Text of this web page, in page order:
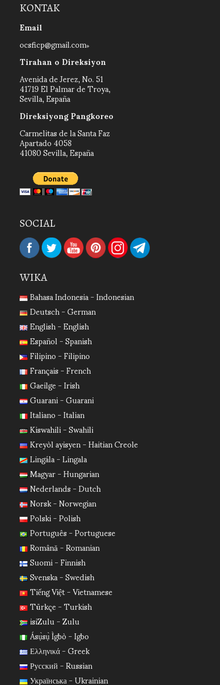
KONTAK
Email
ocsficp@gmail.com
Tirahan o Direksiyon
Avenida de Jerez, No. 51
41719 El Palmar de Troya,
Sevilla, España
Direksiyong Pangkoreo
Carmelitas de la Santa Faz
Apartado 4058
41080 Sevilla, España
SOCIAL
WIKA
Bahasa Indonesia - Indonesian
Deutsch - German
English - English
Español - Spanish
Filipino - Filipino
Français - French
Gaeilge - Irish
Guarani - Guarani
Italiano - Italian
Kiswahili - Swahili
Kreyòl ayisyen - Haitian Creole
Lingála - Lingala
Magyar - Hungarian
Nederlands - Dutch
Norsk - Norwegian
Polski - Polish
Português - Portuguese
Română - Romanian
Suomi - Finnish
Svenska - Swedish
Tiếng Việt - Vietnamese
Türkçe - Turkish
isiZulu - Zulu
Ásụ̀sụ̀ Ìgbò - Igbo
Ελληνικά - Greek
Русский - Russian
Українська - Ukrainian